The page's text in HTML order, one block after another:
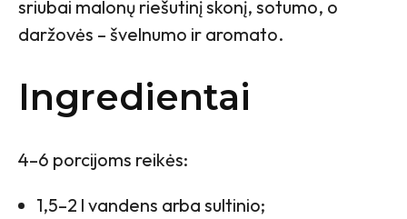
sriubai malonų riešutinį skonį, sotumo, o
daržovės – švelnumo ir aromato.
Ingredientai
4–6 porcijoms reikės:
1,5–2 l vandens arba sultinio;